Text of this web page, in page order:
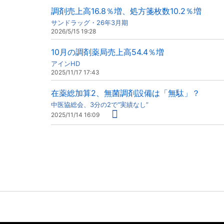
調剤売上高16.8％増、処方箋枚数10.2％増
サンドラッグ・26年3月期
2026/5/15 19:28
10月の調剤薬局売上高54.4％増
アインHD
2025/11/17 17:43
在薬総加算2、無菌調剤設備は「無駄」？
中医協総会、3分の2で“実績なし”
2025/11/14 16:09